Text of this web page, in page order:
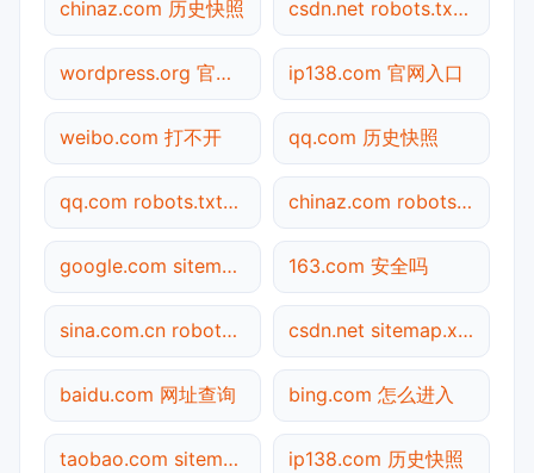
chinaz.com 历史快照 csdn.net robots.txt检测
wordpress.org 官网入口 ip138.com 官网入口
weibo.com 打不开 qq.com 历史快照
qq.com robots.txt检测 chinaz.com robots.txt检测
google.com sitemap.xml检测 163.com 安全吗
sina.com.cn robots.txt检测 csdn.net sitemap.xml检测
baidu.com 网址查询 bing.com 怎么进入
taobao.com sitemap.xml检测 ip138.com 历史快照